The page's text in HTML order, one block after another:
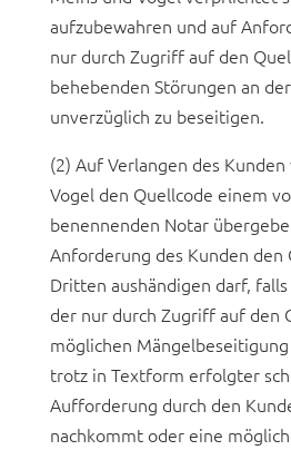
aufzubewahren und auf
nur durch Zugriff auf den
behebenden Störungen an
unverzüglich zu beseitigen.
(2) Auf Verlangen des
Vogel den Quellcode einem
benennenden Notar
Anforderung des Kunden den
Dritten aushändigen darf,
der nur durch Zugriff auf den
möglichen
trotz in Textform erfolgter
Aufforderung durch den
nachkommt oder eine